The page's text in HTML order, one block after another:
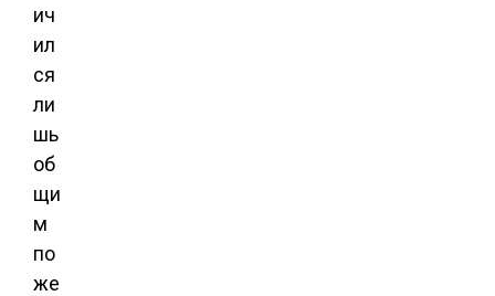
ич
ил
ся
ли
шь
об
щи
м
по
же